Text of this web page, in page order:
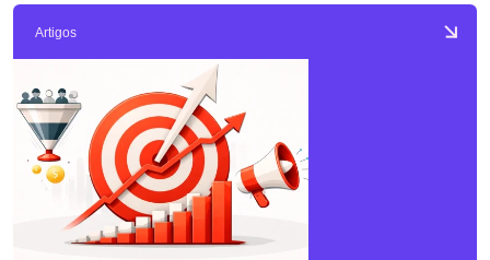
Artigos